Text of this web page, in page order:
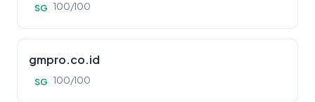
SG 100/100
gmpro.co.id
SG 100/100